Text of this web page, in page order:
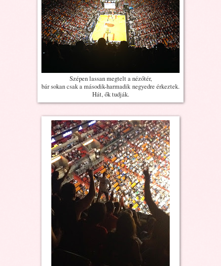
Szépen lassan megtelt a nézőtér,
bár sokan csak a második-harmadik negyedre érkeztek.
Hát, ők tudják.